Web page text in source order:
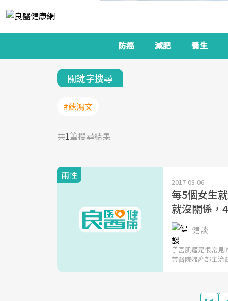
防癌 減肥 養生
關鍵字搜尋
#蘇鴻文
共1筆搜尋結果
兩性
2017-03-06
每5個女生
就沒關係，
健談
子宮肌瘤是很常見
芳醫院婦產部主治